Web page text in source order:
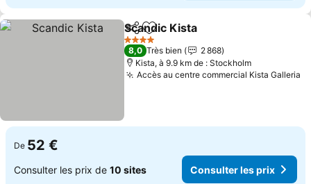
PartagerAjouter à mes favoris
Scandic Kista
4 Étoiles
8,0 Très bien
2 868
Kista, à 9.9 km de : Stockholm
Accès au centre commercial Kista Galleria
De 52 €
Consulter les prix de 10 sites Consulter les prix